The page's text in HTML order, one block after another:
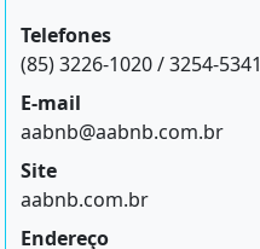
Telefones
(85) 3226-1020 / 3254-5341
E-mail
aabnb@aabnb.com.br
Site
aabnb.com.br
Endereço